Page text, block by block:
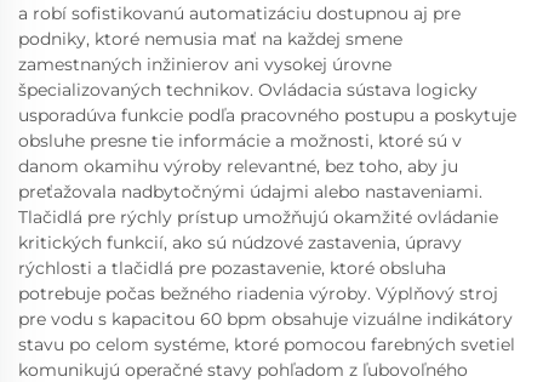
a robí sofistikovanú automatizáciu dostupnou aj pre
podniky, ktoré nemusia mať na každej smene
zamestnaných inžinierov ani vysokej úrovne
špecializovaných technikov. Ovládacia sústava logicky
usporadúva funkcie podľa pracovného postupu a poskytuje
obsluhe presne tie informácie a možnosti, ktoré sú v
danom okamihu výroby relevantné, bez toho, aby ju
preťažovala nadbytočnými údajmi alebo nastaveniami.
Tlačidlá pre rýchly prístup umožňujú okamžité ovládanie
kritických funkcií, ako sú núdzové zastavenia, úpravy
rýchlosti a tlačidlá pre pozastavenie, ktoré obsluha
potrebuje počas bežného riadenia výroby. Výplňový stroj
pre vodu s kapacitou 60 bpm obsahuje vizuálne indikátory
stavu po celom systéme, ktoré pomocou farebných svetiel
komunikujú operačné stavy pohľadom z ľubovoľného